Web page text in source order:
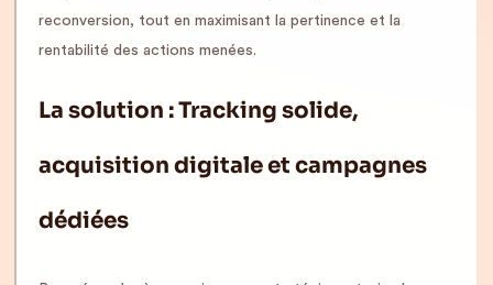
reconversion, tout en maximisant la pertinence et la
rentabilité des actions menées.
La solution : Tracking solide,
acquisition digitale et campagnes
dédiées